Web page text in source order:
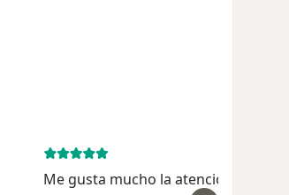
Me gusta mucho la atencion de la doctora,